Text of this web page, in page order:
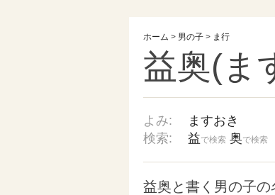
ホーム > 男の子 > ま行
益奥(ま
よみ:
ますおき
検索:
益で検索 奥で検索
益奥と書く男の子の